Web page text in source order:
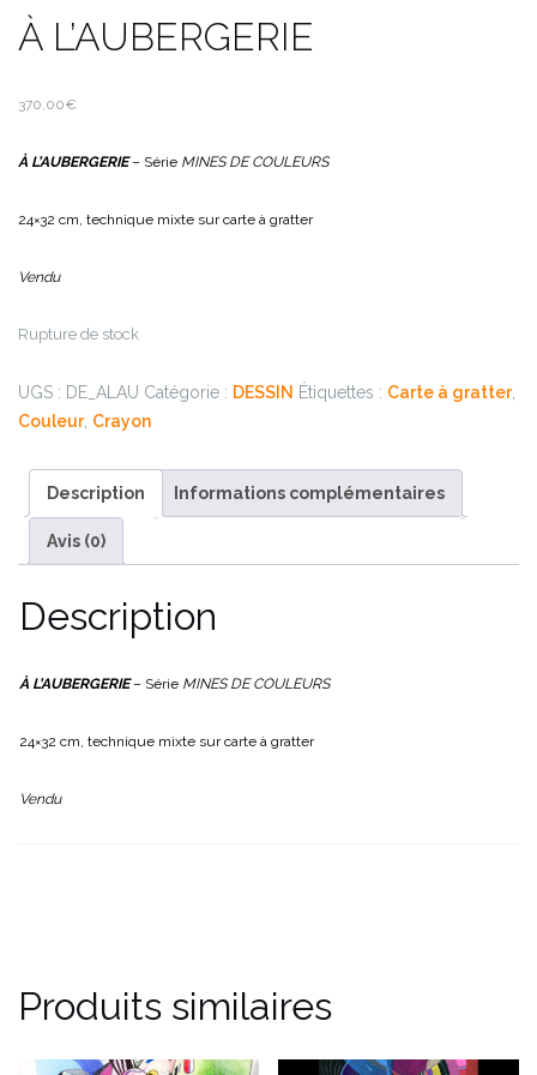
À L’AUBERGERIE
370,00€
À L’AUBERGERIE– Série MINES DE COULEURS
24×32 cm, technique mixte sur carte à gratter
Vendu
Rupture de stock
UGS : DE_ALAU Catégorie : DESSIN Étiquettes : Carte à gratter,
Couleur, Crayon
Description Informations complémentaires
Avis (0)
Description
À L’AUBERGERIE– Série MINES DE COULEURS
24×32 cm, technique mixte sur carte à gratter
Vendu
Produits similaires